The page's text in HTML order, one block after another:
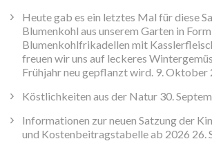
Heute gab es ein letztes Mal für diese
Blumenkohl aus unserem Garten in
Blumenkohlfrikadellen mit
freuen wir uns auf leckeres
Frühjahr neu gepflanzt wird. 9. Oktober
Köstlichkeiten aus der Natur 30.
Informationen zur neuen Satzung der
und Kostenbeitragstabelle ab 2026 26.